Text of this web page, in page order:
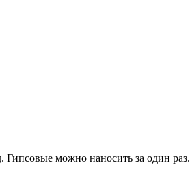
можно наносить за один раз.